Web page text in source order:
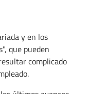
y en los
que pueden
complicado